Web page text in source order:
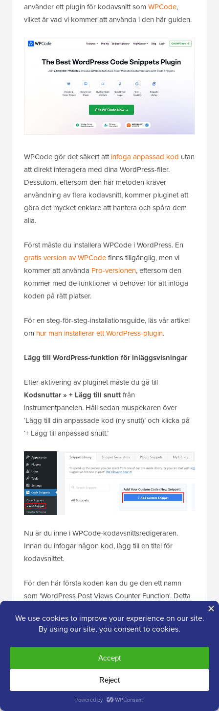
använder ett plugin för kodavsnitt som WPCode,
vilket är vad vi kommer att använda i den här guiden.
WPCode gör det säkert attinfoga anpassad kod utan
att direkt interagera med dina WordPress-filer.
Dessutom, eftersom den här metoden kräver
användning av flera kodavsnitt, kommer pluginet att
göra det mycket enklare att hantera och spåra dem
alla.
Först måste du installera WPCode i WordPress. En
gratis version av WPCodefinns tillgänglig, men vi
kommer att använda Pro-versionen, eftersom den
kommer med de funktioner vi behöver för att infoga
koden på rätt platser.
För en steg-för-steg-installationsguide, läs vår artikel
om hur man installerar ett WordPress-plugin.
Lägg till WordPress-funktion för inläggsvisningar
Efter aktivering av pluginet måste du gå till
Kodsnuttar » + Lägg till snuttfrån
instrumentpanelen. Håll sedan muspekaren över
‘Lägg till din anpassade kod (ny snutt)’ och klicka på
‘+ Lägg till anpassad snutt.’
Nu är du inne i WPCode-kodavsnittsredigeraren.
Innan du infogar någon kod, lägg till en titel för
kodavsnittet.
För den här första koden kan du ge den ett namn
som 'WordPress Post Views Counter Function'. Detta
en funktion för att räkna inläggsvisningar i WordPress.
Ändra sedan Kodtyp till ‘PHP-kodavsnitt’. Notera att
varje kodavsnitt du kommer att behöva lägga till från
den här artikeln är i PHP.